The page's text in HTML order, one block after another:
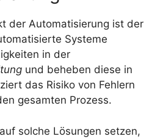
der Automatisierung ist der
Systeme
in der
und beheben diese in
das Risiko von Fehlern
gesamten Prozess.
solche Lösungen setzen,